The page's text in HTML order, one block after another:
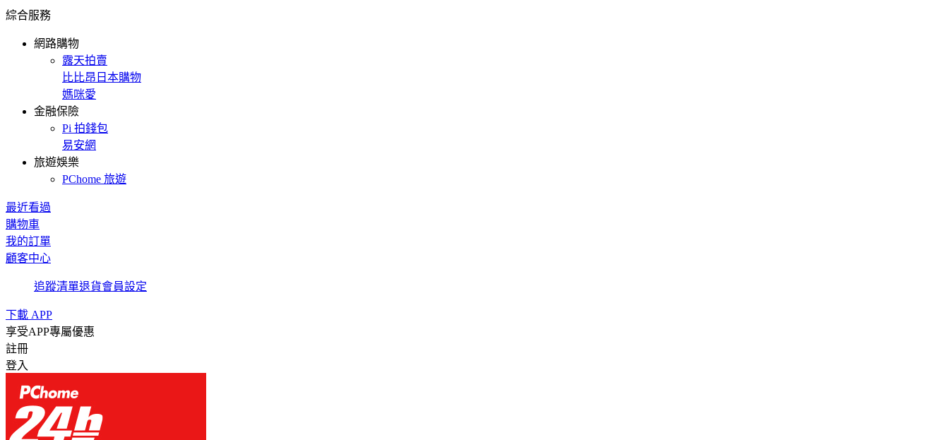
綜合服務
網路購物
露天拍賣
比比昂日本購物
媽咪愛
金融保險
Pi 拍錢包
易安網
旅遊娛樂
PChome 旅遊
最近看過
購物車
我的訂單
顧客中心
追蹤清單退貨會員設定
下載 APP
享受APP專屬優惠
註冊
登入